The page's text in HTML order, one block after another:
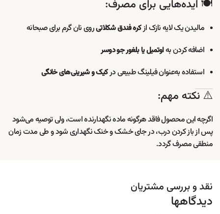
🍽️ ایده‌هایی برای مصرف:
مالیدن یک لایه نازک ازکره فندق شکلاتیروی نان گرم برای صبحانه
اضافه کردن بهاوتمیل یا بلغور جو دوسر
استفاده به‌عنوان فیلینگ طبیعی درکیک و شیرینی‌های خانگی
⚠️ نکته مهم:
اگرچه این محصول فاقد هرگونه ماده نگهدارنده است، ولی توصیه می‌شود
پس از باز کردن درب، در جای خشک و خنک نگهداری شود و طی مدت زمان
منطقی مصرف گردد.
نقد و بررسی مشتریان
دیدگاهها